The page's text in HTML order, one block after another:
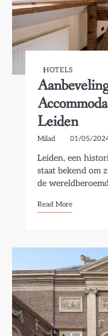
HOTELS
Leiden
Milad 01/05/
Leiden, een
staat bekend om
de
Read More